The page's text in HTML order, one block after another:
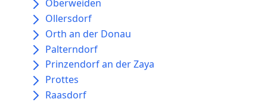
Oberweiden
Ollersdorf
Orth an der Donau
Palterndorf
Prinzendorf an der Zaya
Prottes
Raasdorf